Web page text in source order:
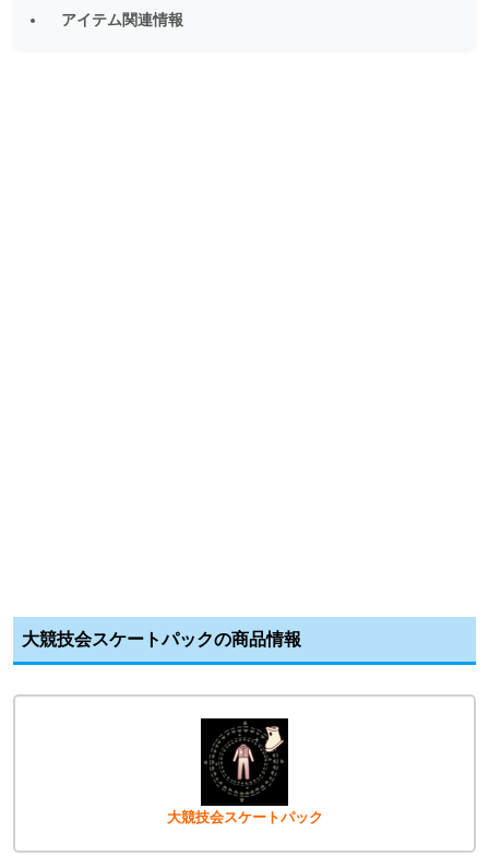
アイテム関連情報
大競技会スケートパックの商品情報
大競技会スケートパック